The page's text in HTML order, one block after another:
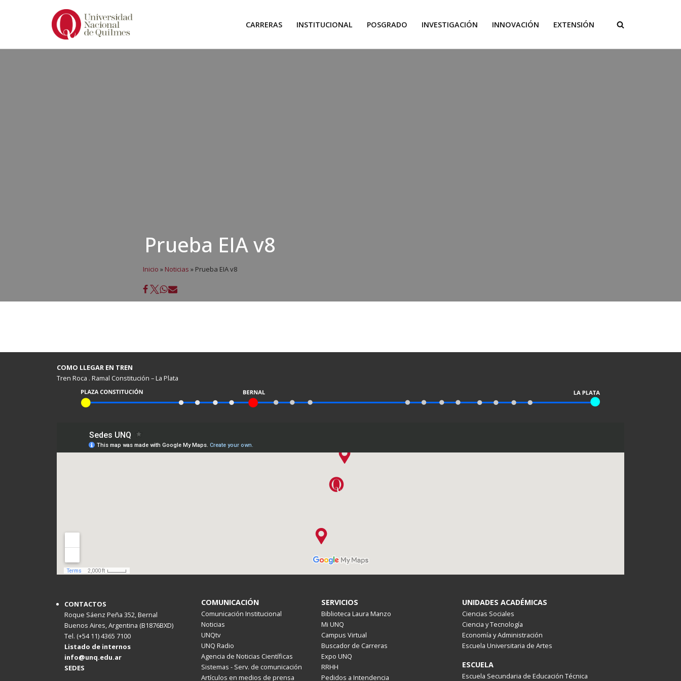
CARRERAS INSTITUCIONAL POSGRADO INVESTIGACIÓN INNOVACIÓN EXTENSIÓN
Prueba EIA v8
Inicio » Noticias » Prueba EIA v8
COMO LLEGAR EN TREN
Tren Roca . Ramal Constitución – La Plata
CONTACTOS
Roque Sáenz Peña 352, Bernal
Buenos Aires, Argentina (B1876BXD)
Tel. (+54 11) 4365 7100
Listado de internos
info@unq.edu.ar
SEDES
COMUNICACIÓN
Comunicación Institucional
Noticias
UNQtv
UNQ Radio
Agencia de Noticias Científicas
Sistemas - Serv. de comunicación
Artículos en medios de prensa
SERVICIOS
Biblioteca Laura Manzo
Mi UNQ
Campus Virtual
Buscador de Carreras
Expo UNQ
RRHH
Pedidos a Intendencia
UNIDADES ACADÉMICAS
Ciencias Sociales
Ciencia y Tecnología
Economía y Administración
Escuela Universitaria de Artes
ESCUELA
Escuela Secundaria de Educación Técnica